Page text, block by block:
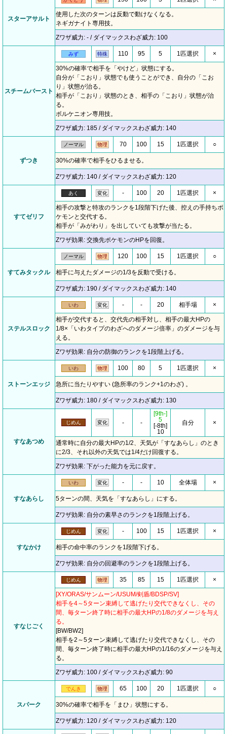
スターアサルト
使用した次のターンは反動で動けなくなる。
ネギガナイト専用技。
Zワザ威力: - / ダイマックスわざ威力: 100
スチームバースト
みず 特殊 110 95 5 1匹選択 ×
30%の確率で相手を「やけど」状態にする。
自分が「こおり」状態でも使うことができ、自分の「こお
り」状態が治る。
相手が「こおり」状態のとき、相手の「こおり」状態が治
る。
ボルケニオン専用技。
Zワザ威力: 185 / ダイマックスわざ威力: 140
ずつき
ノーマル 物理 70 100 15 1匹選択 ○
30%の確率で相手をひるませる。
Zワザ威力: 140 / ダイマックスわざ威力: 120
すてゼリフ
あく 変化 - 100 20 1匹選択 ×
相手の攻撃と特攻のランクを1段階下げた後、控えの手持ちポ
ケモンと交代する。
相手が「みがわり」を出していても攻撃が当たる。
Zワザ効果: 交換先ポケモンのHPを回復。
すてみタックル
ノーマル 物理 120 100 15 1匹選択 ○
相手に与えたダメージの1/3を反動で受ける。
Zワザ威力: 190 / ダイマックスわざ威力: 140
ステルスロック
いわ 変化 - - 20 相手場 ×
相手が交代すると、交代先の相手対し、相手の最大HPの
1/8×「いわタイプのわざへのダメージ倍率」のダメージを与
える。
Zワザ効果: 自分の防御のランクを1段階上げる。
ストーンエッジ
いわ 物理 100 80 5 1匹選択 ×
急所に当たりやすい (急所率のランク+1のわざ) 。
Zワザ威力: 180 / ダイマックスわざ威力: 130
すなあつめ
じめん 変化 - -
[9th-]
5
[-8th]
10
自分 ×
通常時に自分の最大HPの1/2、天気が「すなあらし」のとき
に2/3、それ以外の天気では1/4だけ回復する。
Zワザ効果: 下がった能力を元に戻す。
すなあらし
いわ 変化 - - 10 全体場 ×
5ターンの間、天気を「すなあらし」にする。
Zワザ効果: 自分の素早さのランクを1段階上げる。
すなかけ
じめん 変化 - 100 15 1匹選択 ×
相手の命中率のランクを1段階下げる。
Zワザ効果: 自分の回避率のランクを1段階上げる。
すなじごく
じめん 物理 35 85 15 1匹選択 ×
[XY/ORAS/サンムーン/USUM/剣盾/BDSP/SV]
相手を4～5ターン束縛して逃げたり交代できなくし、その
間、毎ターン終了時に相手の最大HPの1/8のダメージを与え
る。
[BW/BW2]
相手を2～5ターン束縛して逃げたり交代できなくし、その
間、毎ターン終了時に相手の最大HPの1/16のダメージを与え
る。
Zワザ威力: 100 / ダイマックスわざ威力: 90
スパーク
でんき 物理 65 100 20 1匹選択 ○
30%の確率で相手を「まひ」状態にする。
Zワザ威力: 120 / ダイマックスわざ威力: 120